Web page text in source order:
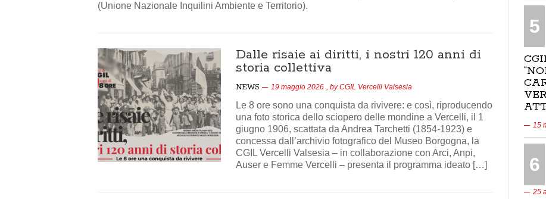
(Unione Nazionale Inquilini Ambiente e Territorio).
Dalle risaie ai diritti, i nostri 120 anni di
storia collettiva
NEWS 19 maggio 2026 , byCGIL Vercelli Valsesia
Le 8 ore sono una conquista da rivivere: e così, riproducendo
una foto storica dello sciopero delle mondine a Vercelli, il 1
giugno 1906, scattata da Andrea Tarchetti (1854-1923) e
concessa dall’archivio fotografico del Museo Borgogna, la
CGIL Vercelli Valsesia – in collaborazione con Arci, Anpi,
Auser e Femme Vercelli – presenta il programma ideato […]
5
15
6
25